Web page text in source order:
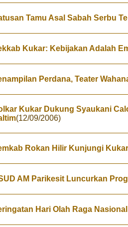
Tamu Asal Sabah Serbu
Kukar: Kebijakan Adalah
Perdana, Teater
Kukar Dukung Syaukani
(12/09/2006)
Rokan Hilir Kunjungi Kukar
AM Parikesit Luncurkan
Hari Olah Raga